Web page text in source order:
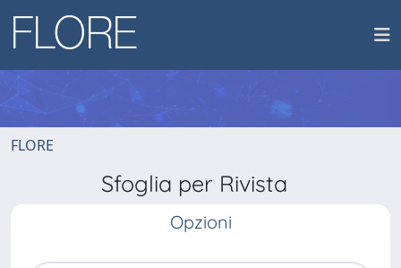
FLORE
Sfoglia per Rivista
Opzioni